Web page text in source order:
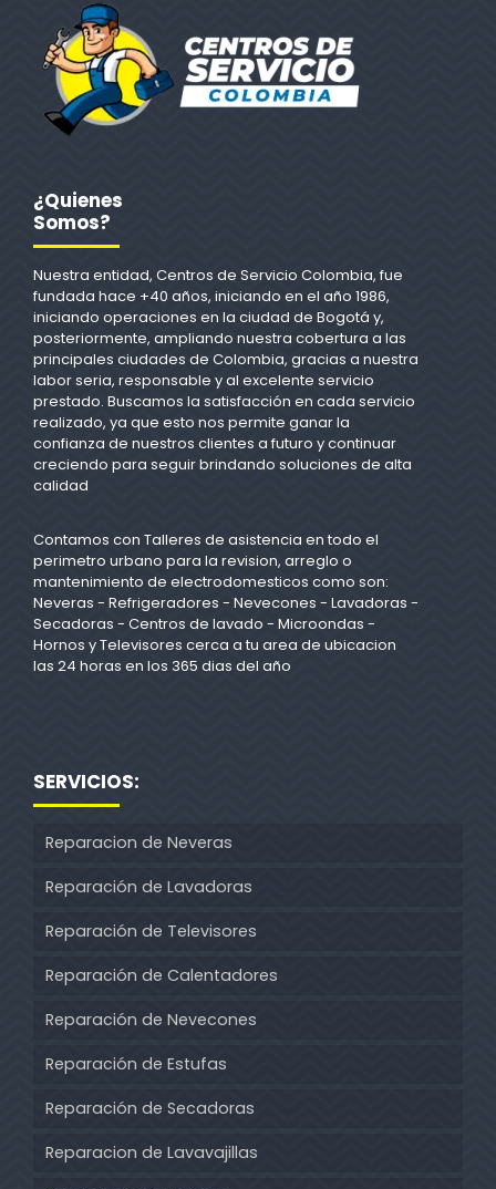
¿Quienes
Somos?
Nuestra entidad, Centros de Servicio Colombia, fue
fundada hace +40 años, iniciando en el año 1986,
iniciando operaciones en la ciudad de Bogotá y,
posteriormente, ampliando nuestra cobertura a las
principales ciudades de Colombia, gracias a nuestra
labor seria, responsable y al excelente servicio
prestado. Buscamos la satisfacción en cada servicio
realizado, ya que esto nos permite ganar la
confianza de nuestros clientes a futuro y continuar
creciendo para seguir brindando soluciones de alta
calidad
Contamos con Talleres de asistencia en todo el
perimetro urbano para la revision, arreglo o
mantenimiento de electrodomesticos como son:
Neveras - Refrigeradores - Nevecones - Lavadoras -
Secadoras - Centros de lavado - Microondas -
Hornos y Televisores cerca a tu area de ubicacion
las 24 horas en los 365 dias del año
SERVICIOS:
Reparacion de Neveras
Reparación de Lavadoras
Reparación de Televisores
Reparación de Calentadores
Reparación de Nevecones
Reparación de Estufas
Reparación de Secadoras
Reparacion de Lavavajillas